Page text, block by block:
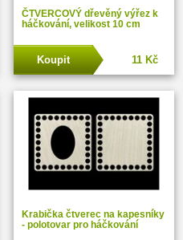
ČTVERCOVÝ dřevěný výřez k
háčkování, velikost 10 cm
11 Kč
Koupit
Krabička čtverec na kapesníky
- polotovar pro háčkování